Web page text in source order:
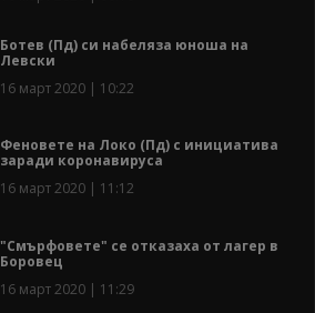
Ботев (Пд) си набеляза юноша на
Левски
16 март 2020 | 10:22
Феновете на Локо (Пд) с инициатива
заради коронавируса
16 март 2020 | 11:12
"Смърфовете" се отказаха от лагер в
Боровец
16 март 2020 | 11:29